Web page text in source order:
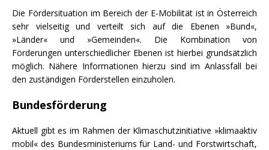
Die Fördersituation im Bereich der E-Mobilität ist in Österreich
sehr vielseitig und verteilt sich auf die Ebenen »Bund«,
»Länder« und »Gemeinden«. Die Kombination von
Förderungen unterschiedlicher Ebenen ist hierbei grundsätzlich
möglich. Nähere Informationen hierzu sind im Anlassfall bei
den zuständigen Förderstellen einzuholen.
Bundesförderung
Aktuell gibt es im Rahmen der Klimaschutzinitiative »klimaaktiv
mobil« des Bundesministeriums für Land- und Forstwirtschaft,